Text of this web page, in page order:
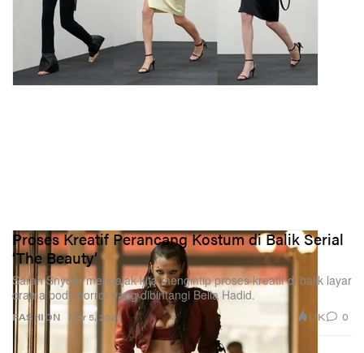
FASHION
Proses Kreatif Perancang Kostum di Balik Serial
‘The Beauty’
Sarah Snyder mengajak kita mengintip proses kreatif di balik layar
drama body horror yang dibintangi Bella Hadid.
Mar 5, 2026 1.1K 0